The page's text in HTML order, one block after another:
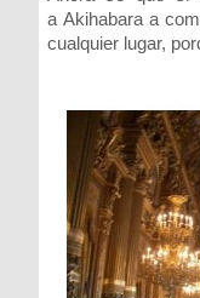
a Akihabara a
cualquier lugar,